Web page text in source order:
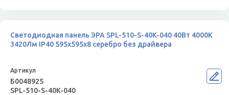
Светодиодная панель ЭРА SPL-510-S-40K-040 40Вт 4000K
3420Лм IP40 595х595х8 серебро без драйвера
Б0048925
SPL-510-S-40K-040